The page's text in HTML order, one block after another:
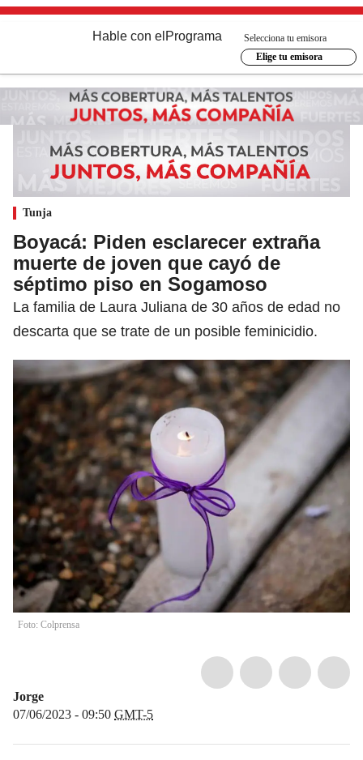
Hable con el Programa
Selecciona tu emisora
Elige tu emisora
Tunja
Boyacá: Piden esclarecer extraña
muerte de joven que cayó de
séptimo piso en Sogamoso
La familia de Laura Juliana de 30 años de edad no
descarta que se trate de un posible feminicidio.
Foto: Colprensa
Jorge
07/06/2023 - 09:50 GMT-5